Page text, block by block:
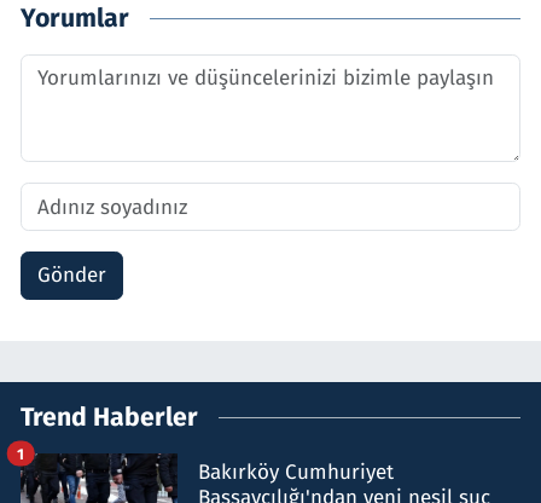
Yorumlar
Gönder
Trend Haberler
Bakırköy Cumhuriyet
Başsavcılığı'ndan yeni nesil suç
1